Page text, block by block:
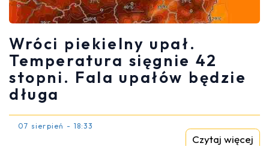
Wróci piekielny upał.
Temperatura sięgnie 42
stopni. Fala upałów będzie
długa
07 sierpień - 18:33
Czytaj więcej